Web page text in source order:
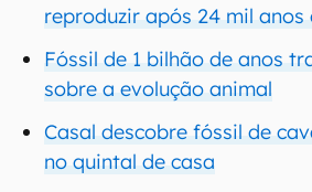
reproduzir após 24 mil anos
Fóssil de 1 bilhão de anos
sobre a evolução animal
Casal descobre fóssil de
no quintal de casa